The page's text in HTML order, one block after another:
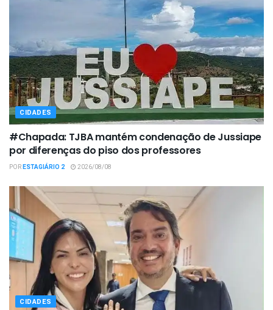
CIDADES
#Chapada: TJBA mantém condenação de Jussiape
por diferenças do piso dos professores
PORESTAGIÁRIO 2 2026/08/08
CIDADES